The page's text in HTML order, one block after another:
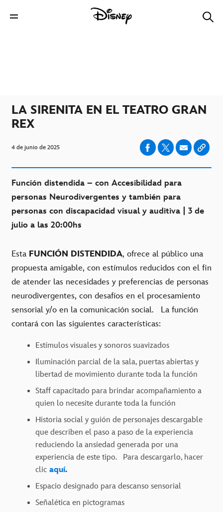
LA SIRENITA EN EL TEATRO GRAN
REX
4 de junio de 2025
Función distendida – con Accesibilidad para
personas Neurodivergentes y también para
personas con discapacidad visual y auditiva | 3 de
julio a las 20:00hs
Esta FUNCIÓN DISTENDIDA, ofrece al público una
propuesta amigable, con estímulos reducidos con el fin
de atender las necesidades y preferencias de personas
neurodivergentes, con desafíos en el procesamiento
sensorial y/o en la comunicación social. La función
contará con las siguientes características:
Estímulos visuales y sonoros suavizados
Iluminación parcial de la sala, puertas abiertas y
libertad de movimiento durante toda la función
Staff capacitado para brindar acompañamiento a
quien lo necesite durante toda la función
Historia social y guión de personajes descargable
que describen el paso a paso de la experiencia
reduciendo la ansiedad generada por una
experiencia de este tipo. Para descargarlo, hacer
clic aquí.
Espacio designado para descanso sensorial
Señalética en pictogramas